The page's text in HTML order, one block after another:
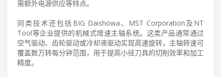
需额外电源供应等特点。
同类技术还包括BIG Daishowa、MST Corporation及NT
Tool等企业提供的机械式增速主轴系统。这类产品通常通过
空气驱动、齿轮驱动或冷却液驱动实现高速旋转，主轴转速可
覆盖数万转每分钟范围，用于提高小径刀具的切削效率和加工
精度。